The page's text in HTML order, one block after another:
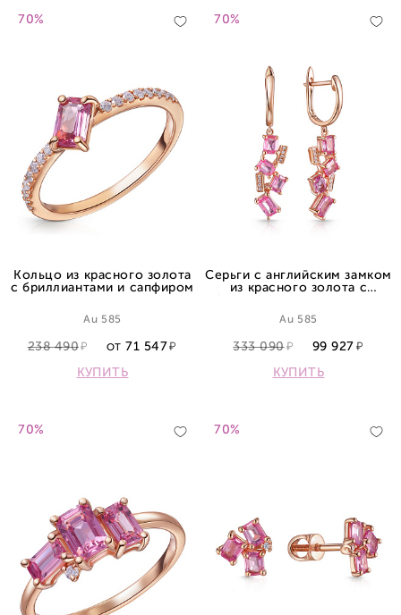
70%
Кольцо из красного золота
с бриллиантами и сапфиром
Au 585
238 490 ОТ 71 547
КУПИТЬ
70%
Серьги с английским замком
из красного золота с
Au 585
333 090
99 927
КУПИТЬ
70% 70%